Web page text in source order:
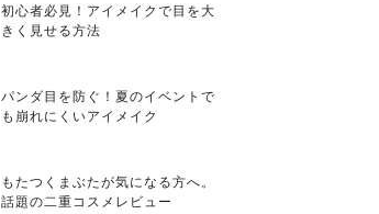
初心者必見！アイメイクで目を大
きく見せる方法
パンダ目を防ぐ！夏のイベントで
も崩れにくいアイメイク
もたつくまぶたが気になる方へ。
話題の二重コスメレビュー